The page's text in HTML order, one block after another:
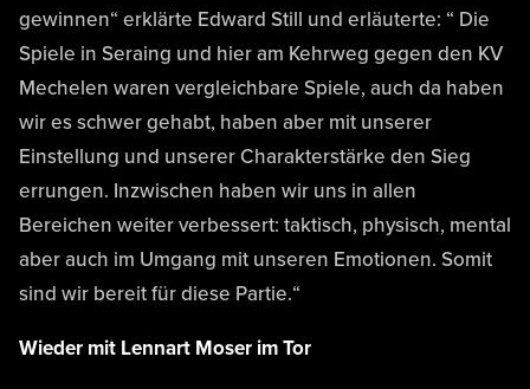
gewinnen“ erklärte Edward Still und erläuterte: “ Die
Spiele in Seraing und hier am Kehrweg gegen den KV
Mechelen waren vergleichbare Spiele, auch da haben
wir es schwer gehabt, haben aber mit unserer
Einstellung und unserer Charakterstärke den Sieg
errungen. Inzwischen haben wir uns in allen
Bereichen weiter verbessert: taktisch, physisch, mental
aber auch im Umgang mit unseren Emotionen. Somit
sind wir bereit für diese Partie.“
Wieder mit Lennart Moser im Tor